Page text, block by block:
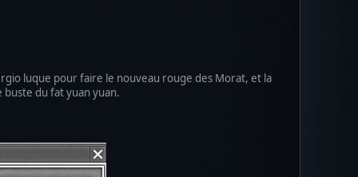
luque pour faire le nouveau rouge des Morat, et la
buste du fat yuan yuan.